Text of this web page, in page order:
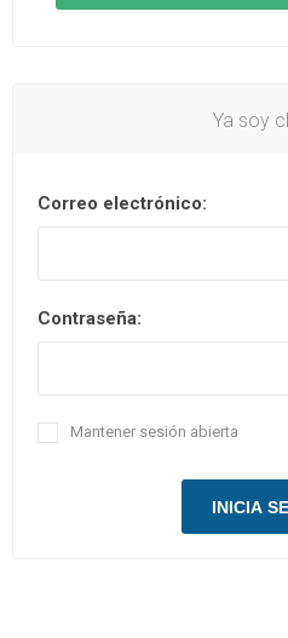
Ya soy
Correo electrónico:
Contraseña:
Mantener sesión abierta